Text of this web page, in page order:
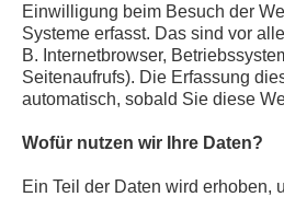
Einwilligung beim Besuch der
Systeme erfasst. Das sind vor
B. Internetbrowser,
Seitenaufrufs). Die Erfassung
automatisch, sobald Sie diese
Wofür nutzen wir Ihre Daten?
Ein Teil der Daten wird erhoben,